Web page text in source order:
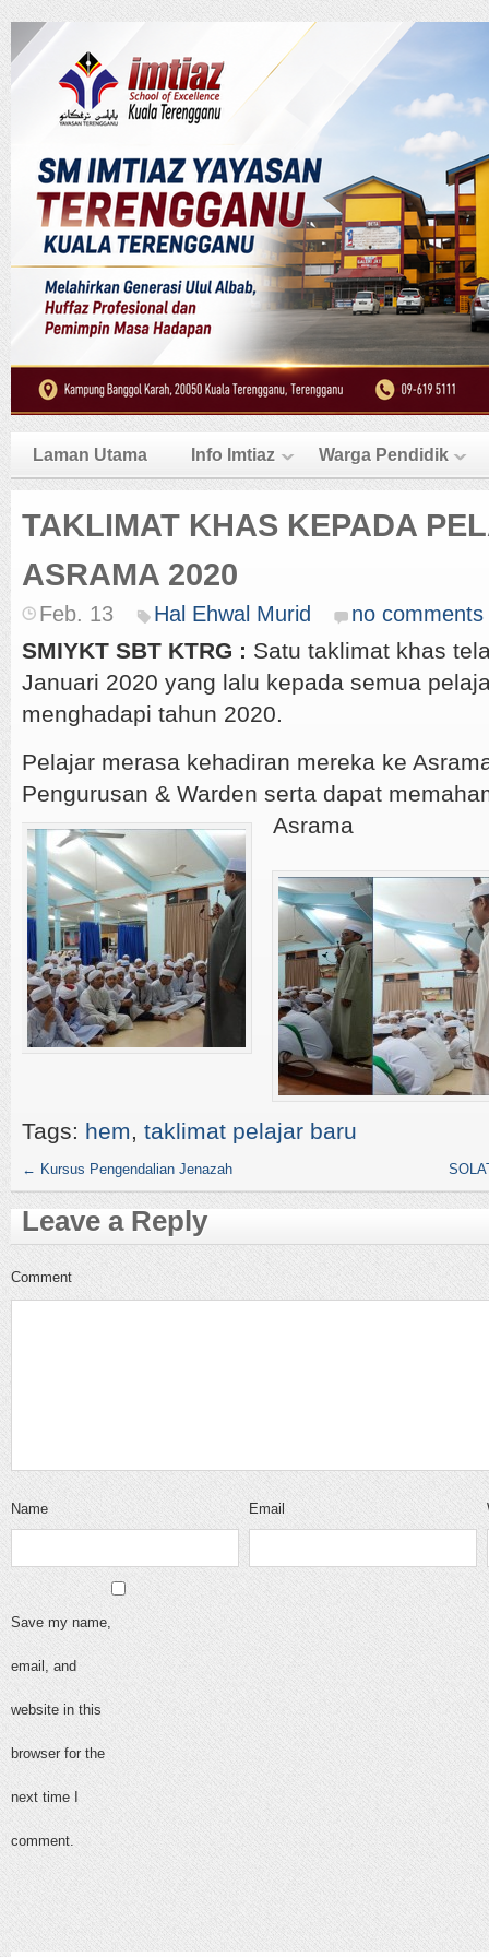
Laman Utama Info Imtiaz Warga Pendidik
TAKLIMAT KHAS KEPADA
ASRAMA 2020
Feb. 13 Hal Ehwal Murid no comments
SMIYKT SBT KTRG : Satu taklimat khas
Januari 2020 yang lalu kepada semua
menghadapi tahun 2020.
Pelajar merasa kehadiran mereka ke
Pengurusan & Warden serta dapat
Asrama
Tags: hem, taklimat pelajar baru
← Kursus Pengendalian Jenazah
Leave a Reply
Comment
Name Email
Save my name,
email, and
website in this
browser for the
next time I
comment.